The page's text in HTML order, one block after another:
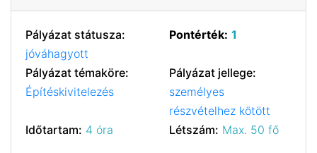
Pályázat státusza:
jóváhagyott
Pontérték: 1
Pályázat témaköre:
Építéskivitelezés
Pályázat jellege:
személyes
részvételhez kötött
Időtartam: 4 óra Létszám: Max. 50 fő